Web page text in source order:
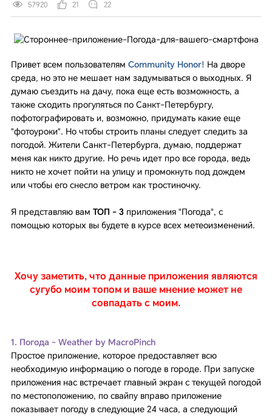
57920 21 22
Привет всем пользователям Community Honor! На дворе
среда, но это не мешает нам задумываться о выходных. Я
думаю съездить на дачу, пока еще есть возможность, а
также сходить прогуляться по Санкт-Петербургу,
пофотографировать и, возможно, придумать какие еще
"фотоуроки". Но чтобы строить планы следует следить за
погодой. Жители Санкт-Петербурга, думаю, поддержат
меня как никто другие. Но речь идет про все города, ведь
никто не хочет пойти на улицу и промокнуть под дождем
или чтобы его снесло ветром как тростиночку.
Я представляю вам ТОП - 3приложения "Погода", с
помощью которых вы будете в курсе всех метеоизменений.
Хочу заметить, что данные приложения являются
сугубо моим топом и ваше мнение может не
совпадать с моим.
1. Погода - Weather by MacroPinch
Простое приложение, которое предоставляет всю
необходимую информацию о погоде в городе. При запуске
приложения нас встречает главный экран с текущей погодой
по местоположению, по свайпу вправо приложение
показывает погоду в следующие 24 часа, а следующий